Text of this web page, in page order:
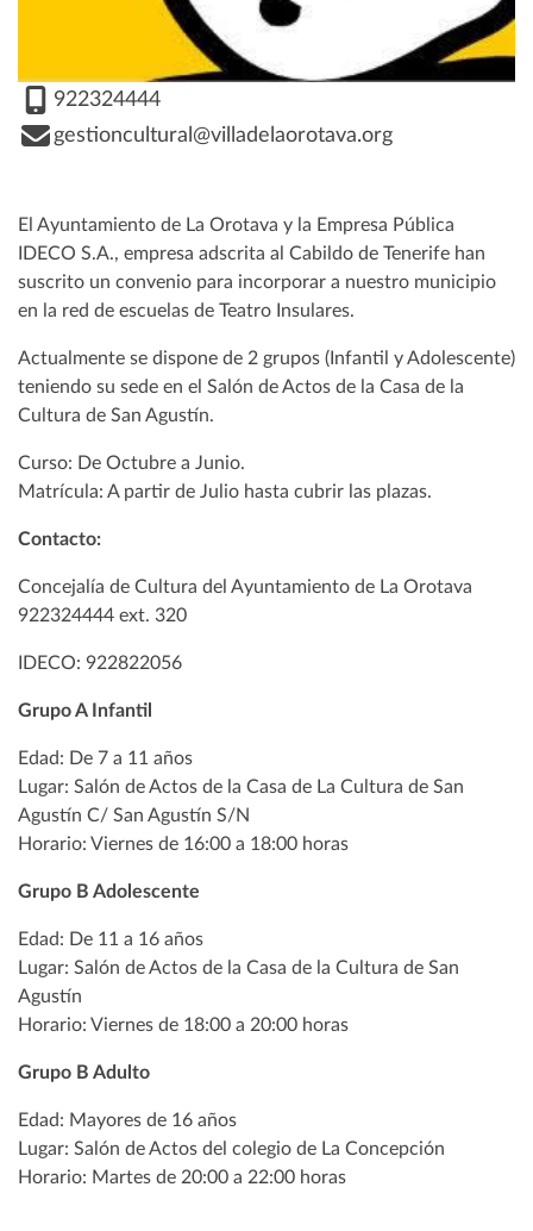
922324444
gestioncultural@villadelaorotava.org
El Ayuntamiento de La Orotava y la Empresa Pública
IDECO S.A., empresa adscrita al Cabildo de Tenerife han
suscrito un convenio para incorporar a nuestro municipio
en la red de escuelas de Teatro Insulares.
Actualmente se dispone de 2 grupos (Infantil y Adolescente)
teniendo su sede en el Salón de Actos de la Casa de la
Cultura de San Agustín.
Curso: De Octubre a Junio.
Matrícula: A partir de Julio hasta cubrir las plazas.
Contacto:
Concejalía de Cultura del Ayuntamiento de La Orotava
922324444 ext. 320
IDECO: 922822056
Grupo A Infantil
Edad: De 7 a 11 años
Lugar: Salón de Actos de la Casa de La Cultura de San
Agustín C/ San Agustín S/N
Horario: Viernes de 16:00 a 18:00 horas
Grupo B Adolescente
Edad: De 11 a 16 años
Lugar: Salón de Actos de la Casa de la Cultura de San
Agustín
Horario: Viernes de 18:00 a 20:00 horas
Grupo B Adulto
Edad: Mayores de 16 años
Lugar: Salón de Actos del colegio de La Concepción
Horario: Martes de 20:00 a 22:00 horas